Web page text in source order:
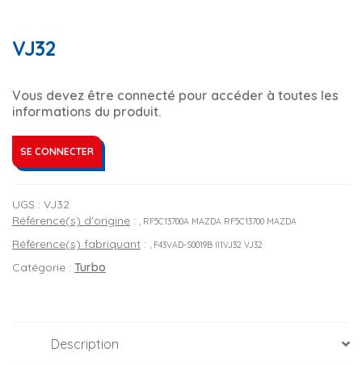
VJ32
Vous devez être connecté pour accéder à toutes les
informations du produit.
SE CONNECTER
UGS : VJ32
Référence(s) d'origine : , RF5C13700A MAZDA RF5C13700 MAZDA
Référence(s) fabriquant : , F43VAD-S0019B II1VJ32 VJ32
Catégorie : Turbo
Description